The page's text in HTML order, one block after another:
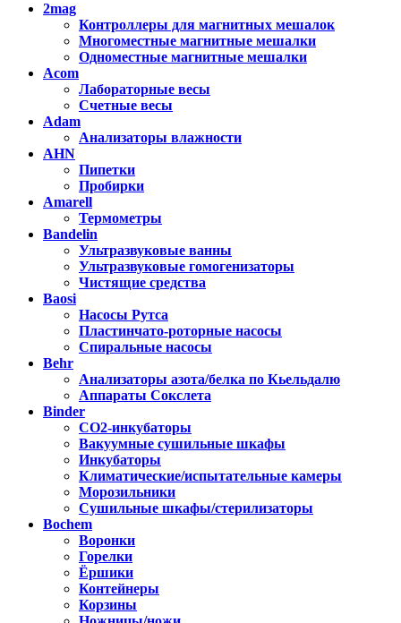
2mag
Контроллеры для магнитных мешалок
Многоместные магнитные мешалки
Одноместные магнитные мешалки
Acom
Лабораторные весы
Счетные весы
Adam
Анализаторы влажности
AHN
Пипетки
Пробирки
Amarell
Термометры
Bandelin
Ультразвуковые ванны
Ультразвуковые гомогенизаторы
Чистящие средства
Baosi
Насосы Рутса
Пластинчато-роторные насосы
Спиральные насосы
Behr
Анализаторы азота/белка по Кьельдалю
Аппараты Сокслета
Binder
CO2-инкубаторы
Вакуумные сушильные шкафы
Инкубаторы
Климатические/испытательные камеры
Морозильники
Сушильные шкафы/стерилизаторы
Bochem
Воронки
Горелки
Ёршики
Контейнеры
Корзины